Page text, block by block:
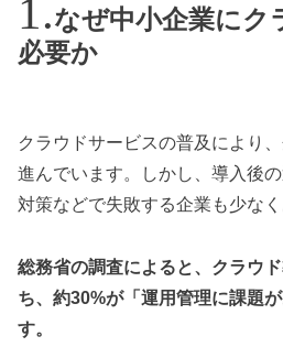
なぜ中小企業にク
必要か
クラウドサービスの普及により
進んでいます。しかし、導入後
対策などで失敗する企業も少なく
総務省の調査によると、クラウ
ち、約30%が「運用管理に課題
す。